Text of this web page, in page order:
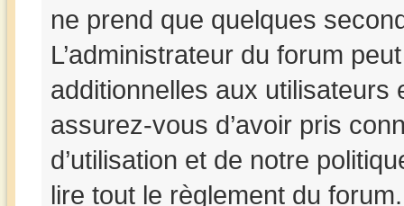
ne prend que quelques
L’administrateur du forum
additionnelles aux utilisateurs
assurez-vous d’avoir pris
d’utilisation et de notre
lire tout le règlement du forum.